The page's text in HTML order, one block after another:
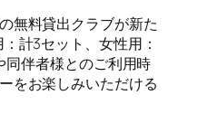
無料貸出クラブが新た
計3セット、女性用：
同伴者様とのご利用時
をお楽しみいただける